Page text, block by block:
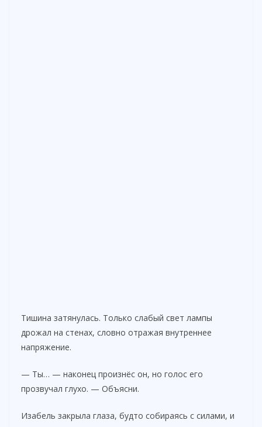
Тишина затянулась. Только слабый свет лампы
дрожал на стенах, словно отражая внутреннее
напряжение.
— Ты… — наконец произнёс он, но голос его
прозвучал глухо. — Объясни.
Изабель закрыла глаза, будто собираясь с силами, и